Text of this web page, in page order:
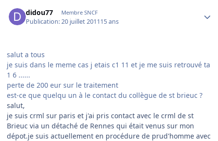
didou77 Membre SNCF
Publication:20 juillet 201115 ans
salut a tous
je suis dans le meme cas j etais c1 11 et je me suis retrouvé ta
1 6 ......
perte de 200 eur sur le traitement
est-ce que quelqu un à le contact du collègue de st brieuc ?
salut,
je suis crml sur paris et j'ai pris contact avec le crml de st
Brieuc via un détaché de Rennes qui était venus sur mon
dépot.je suis actuellement en procédure de prud'homme avec